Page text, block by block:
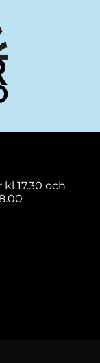
17.30 och